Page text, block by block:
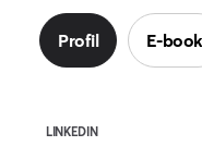
Profil E-
LINKEDIN